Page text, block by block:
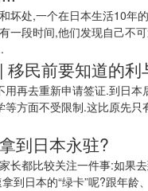
坏处,一个在日本生活10年
一段时间,他们发现自己不
移民前要知道的利
再去重新申请签证.到日本
等方面不受限制.这比原先只
到日本永驻?
长都比较关注一件事:如果
到日本的“绿卡”呢?跟年龄